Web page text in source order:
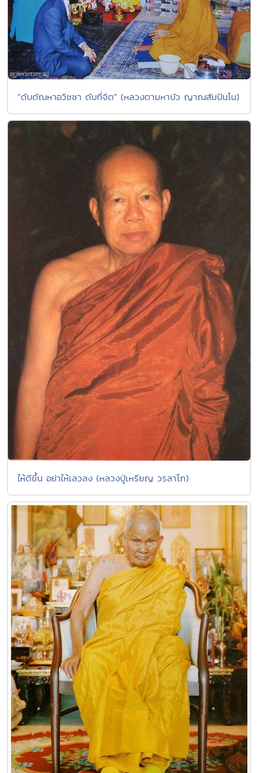
"ดับตัณหาอวิชชา ดับที่จิต" (หลวงตามหาบัว ญาณสัมปันโน)
ให้ดีขึ้น อย่าให้เลวลง (หลวงปู่เหรียญ วรลาโภ)